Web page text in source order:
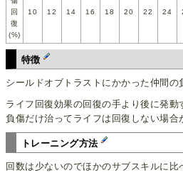
回
復
(%)
10 12 14 16 18 20 22 24
特徴
シールドオブトラストにかかった仲間の
ライフ回復効果の回復の手より後に発動
負傷だけ治ってライフは回復しない場合
トレーニング方法
回数は少ないのでほかのサブスキルに比